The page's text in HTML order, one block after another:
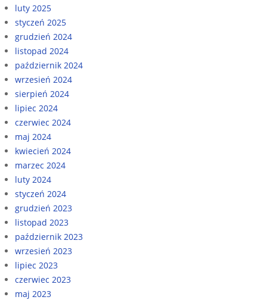
luty 2025
styczeń 2025
grudzień 2024
listopad 2024
październik 2024
wrzesień 2024
sierpień 2024
lipiec 2024
czerwiec 2024
maj 2024
kwiecień 2024
marzec 2024
luty 2024
styczeń 2024
grudzień 2023
listopad 2023
październik 2023
wrzesień 2023
lipiec 2023
czerwiec 2023
maj 2023